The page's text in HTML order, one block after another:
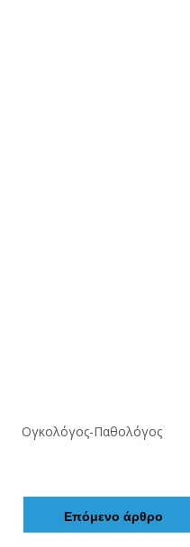
Ογκολόγος-Παθολόγος
Επόμενο άρθρο